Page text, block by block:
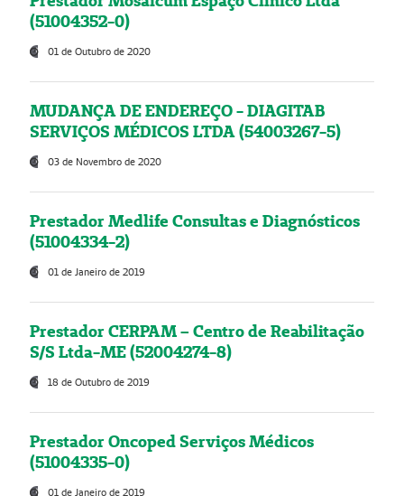
(51004352-0)
01 de Outubro de 2020
MUDANÇA DE ENDEREÇO - DIAGITAB
SERVIÇOS MÉDICOS LTDA (54003267-5)
03 de Novembro de 2020
Prestador Medlife Consultas e Diagnósticos
(51004334-2)
01 de Janeiro de 2019
Prestador CERPAM – Centro de Reabilitação
S/S Ltda-ME (52004274-8)
18 de Outubro de 2019
Prestador Oncoped Serviços Médicos
(51004335-0)
01 de Janeiro de 2019